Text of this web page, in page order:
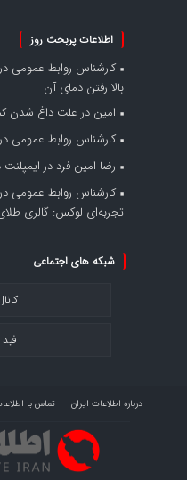
اطلاعات پربحث روز
کارشناس روابط عمومی در
بالا رفتن دمای آن
امین در علت داغ شدن
کارشناس روابط عمومی در
رضا امین فرد در
کارشناس روابط عمومی در
تجربه‌ای لوکس: گالری
شبکه های اجتماعی
درباره اطلاعات ایران تماس با
شرایط بازنشر محتوا در اطلاعات ایران